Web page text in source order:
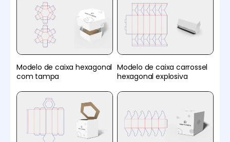
Modelo de caixa hexagonal
com tampa
Modelo de caixa carrossel
hexagonal explosiva